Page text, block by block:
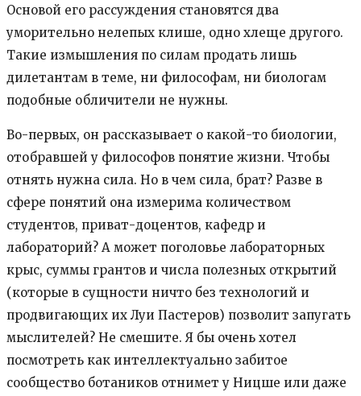
Основой его рассуждения становятся два
уморительно нелепых клише, одно хлеще другого.
Такие измышления по силам продать лишь
дилетантам в теме, ни философам, ни биологам
подобные обличители не нужны.
Во-первых, он рассказывает о какой-то биологии,
отобравшей у философов понятие жизни. Чтобы
отнять нужна сила. Но в чем сила, брат? Разве в
сфере понятий она измерима количеством
студентов, приват-доцентов, кафедр и
лабораторий? А может поголовье лабораторных
крыс, суммы грантов и числа полезных открытий
(которые в сущности ничто без технологий и
продвигающих их Луи Пастеров) позволит запугать
мыслителей? Не смешите. Я бы очень хотел
посмотреть как интеллектуально забитое
сообщество ботаников отнимет у Ницше или даже